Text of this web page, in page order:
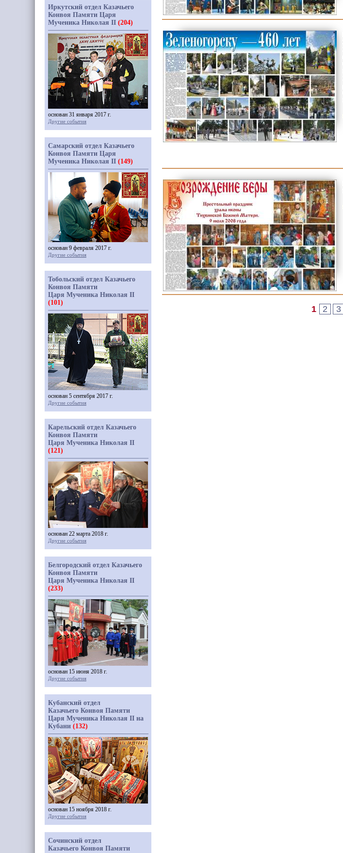
1 2 3
Иркутский отдел Казачьего
Конвоя Памяти Царя
Мученика Николая II (204)
основан 31 января 2017 г.
Другие события
Самарский отдел Казачьего
Конвоя Памяти Царя
Мученика Николая II (149)
основан 9 февраля 2017 г.
Другие события
Тобольский отдел Казачьего
Конвоя Памяти
Царя Мученика Николая II
(101)
основан 5 сентября 2017 г.
Другие события
Карельский отдел Казачьего
Конвоя Памяти
Царя Мученика Николая II
(121)
основан 22 марта 2018 г.
Другие события
Белгородский отдел Казачьего
Конвоя Памяти
Царя Мученика Николая II
(233)
основан 15 июня 2018 г.
Другие события
Кубанский отдел
Казачьего Конвоя Памяти
Царя Мученика Николая II на
Кубани (132)
основан 15 ноября 2018 г.
Другие события
Сочинский отдел
Казачьего Конвоя Памяти